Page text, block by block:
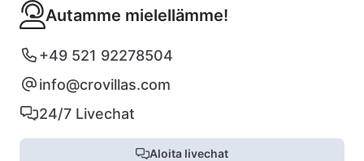
Autamme mielellämme!
+49 521 92278504
info@crovillas.com
24/7 Livechat
Aloita livechat